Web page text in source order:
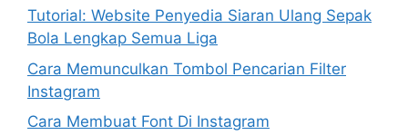
Tutorial: Website Penyedia Siaran Ulang Sepak
Bola Lengkap Semua Liga
Cara Memunculkan Tombol Pencarian Filter
Instagram
Cara Membuat Font Di Instagram